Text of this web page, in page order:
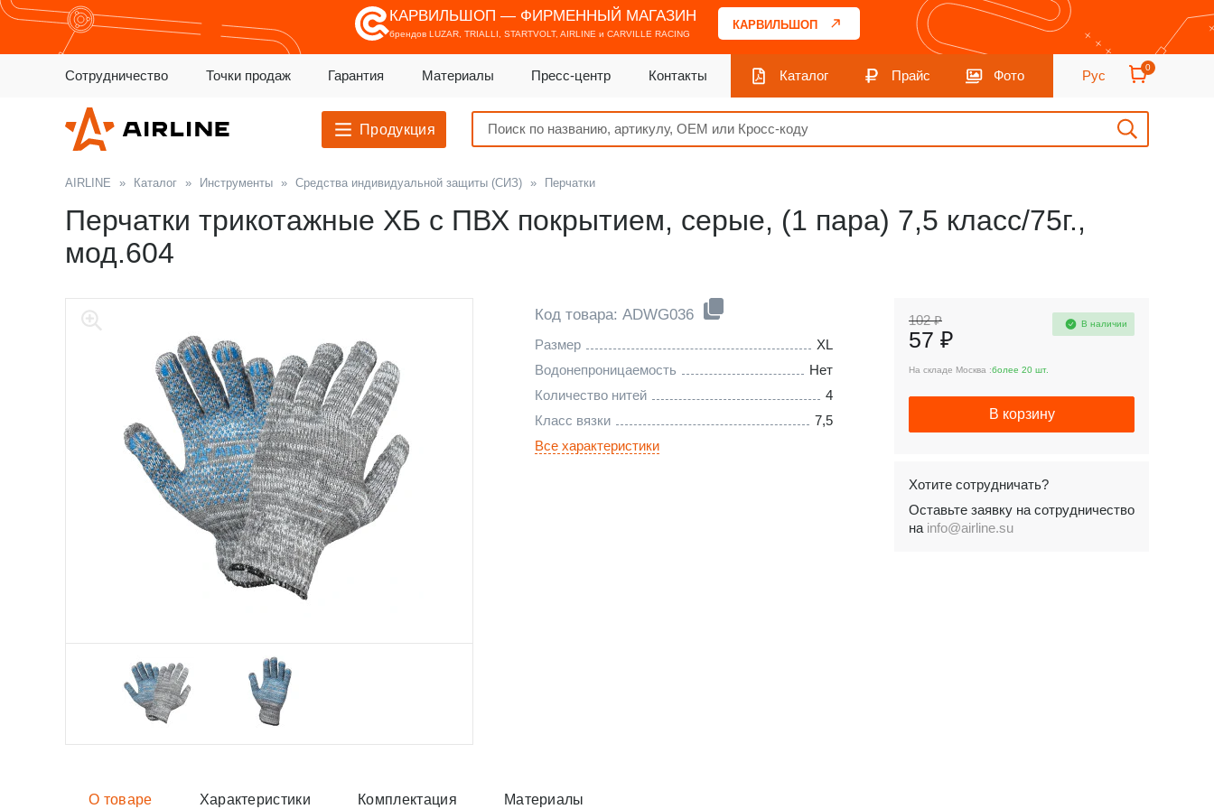
КАРВИЛЬШОП — ФИРМЕННЫЙ МАГАЗИН
брендов LUZAR, TRIALLI, STARTVOLT, AIRLINE и CARVILLE RACING
КАРВИЛЬШОП
Сотрудничество Точки продаж Гарантия Материалы Пресс-центр Контакты Каталог Прайс Фото Рус
0
Продукция
AIRLINE » Каталог » Инструменты » Средства индивидуальной защиты (СИЗ) » Перчатки
Перчатки трикотажные ХБ с ПВХ покрытием, серые, (1 пара) 7,5 класс/75г.,
мод.604
Код товара: ADWG036
Размер
XL
Водонепроницаемость
Нет
Количество нитей
4
Класс вязки
7,5
Все характеристики
102 ₽
57 ₽
В наличии
На складе Москва :более 20 шт.
В корзину
Хотите сотрудничать?
Оставьте заявку на сотрудничество
на info@airline.su
О товаре Характеристики Комплектация Материалы